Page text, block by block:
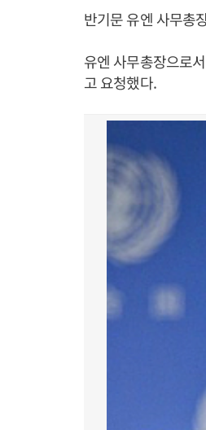
반기문 유엔 사무총
유엔 사무총장으로
고 요청했다.